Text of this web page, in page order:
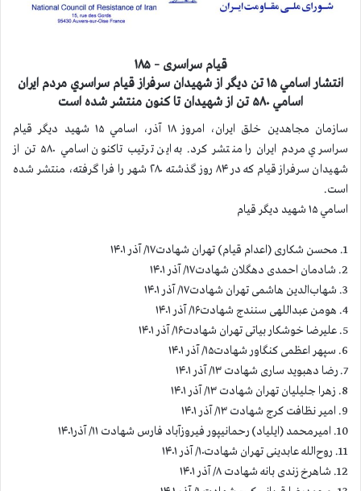
قيام سراسری – ۱۸۵
انتشار اسامي ۱۵ تن دیگر از شهیدان سرفراز قيام سراسري مردم ايران
اسامي ۵۸۰ تن از شهيدان تا كنون منتشر شده است
سازمان مجاهدين خلق ايران، امروز ۱۸ آذر، اسامي ۱۵ شهيد ديگر قيام
سراسري مردم ايران را منتشر كرد. به اين ترتيب تاكنون اسامي ۵۸۰ تن از
شهيدان سرفراز قيام كه در ۸۴ روز گذشته ۲۸۰ شهر را فرا گرفته، منتشر شده
است.
اسامي ۱۵ شهيد ديگر قيام
1. محسن شکاری (اعدام قیام) تهران شهادت۱۷/ آذر ۱۴۰۱
2. شادمان احمدی دهگلان شهادت۱۷/ آذر ۱۴۰۱
3. شهاب‌‌الدین هاشمی تهران شهادت۱۷/ آذر ۱۴۰۱
4. هومن عبداللهی سنندج شهادت۱۶/ آذر ۱۴۰۱
5. علیرضا خوشکار بیاتی تهران شهادت۱۶/ آذر ۱۴۰۱
6. سپهر اعظمی کنگاور شهادت۱۵/ آذر ۱۴۰۱
7. رضا دهبوید ساری شهادت ۱۳/ آذر ۱۴۰۱
8. زهرا جلیلیان تهران شهادت ۱۳/ آذر ۱۴۰۱
9. امیر نظافت کرج شهادت ۱۳/ آذر ۱۴۰۱
10. امیرمحمد (ایلیاد) رحمانیپور فیروزآباد فارس شهادت ۱۱/ آذر۱۴۰۱
11. روح‌الله عابدینی تهران شهادت۱۰/ آذر ۱۴۰۱
12. شاهرخ زندی بانه شهادت ۸/ آذر ۱۴۰۱